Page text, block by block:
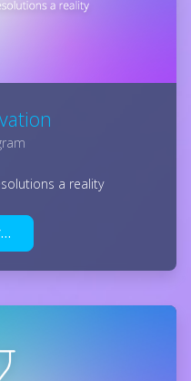
a reality